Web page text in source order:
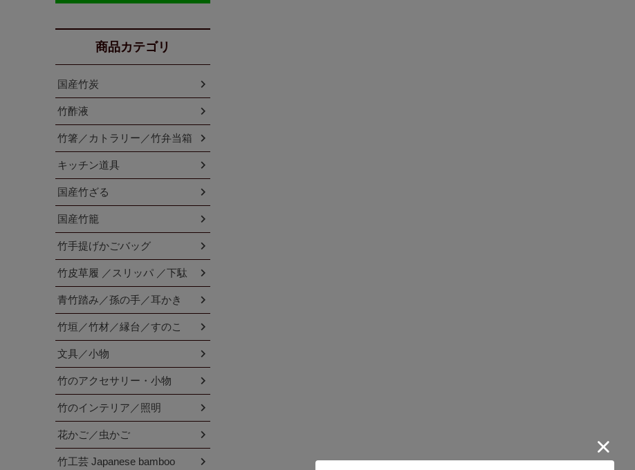
商品カテゴリ
国産竹炭
竹酢液
竹箸／カトラリー／竹弁当箱
キッチン道具
国産竹ざる
国産竹籠
竹手提げかごバッグ
竹皮草履 ／スリッパ ／下駄
青竹踏み／孫の手／耳かき
竹垣／竹材／縁台／すのこ
文具／小物
竹のアクセサリー・小物
竹のインテリア／照明
花かご／虫かご
竹工芸 Japanese bamboo